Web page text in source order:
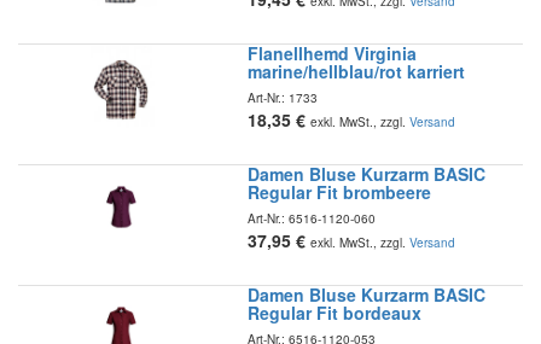
Flanellhemd Virginia
marine/hellblau/rot karriert
Art-Nr.: 1733
18,35 € exkl. MwSt., zzgl. Versand
Damen Bluse Kurzarm BASIC
Regular Fit brombeere
Art-Nr.: 6516-1120-060
37,95 € exkl. MwSt., zzgl. Versand
Damen Bluse Kurzarm BASIC
Regular Fit bordeaux
Art-Nr.: 6516-1120-053